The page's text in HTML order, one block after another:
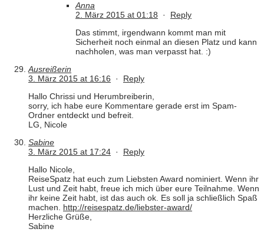
Anna
2. März 2015 at 01:18 · Reply
Das stimmt, irgendwann kommt man mit
Sicherheit noch einmal an diesen Platz und kann
nachholen, was man verpasst hat. :)
Ausreißerin
3. März 2015 at 16:16 · Reply
Hallo Chrissi und Herumbreiberin,
sorry, ich habe eure Kommentare gerade erst im Spam-
Ordner entdeckt und befreit.
LG, Nicole
Sabine
3. März 2015 at 17:24 · Reply
Hallo Nicole,
ReiseSpatz hat euch zum Liebsten Award nominiert. Wenn ihr
Lust und Zeit habt, freue ich mich über eure Teilnahme. Wenn
ihr keine Zeit habt, ist das auch ok. Es soll ja schließlich Spaß
machen. http://reisespatz.de/liebster-award/
Herzliche Grüße,
Sabine